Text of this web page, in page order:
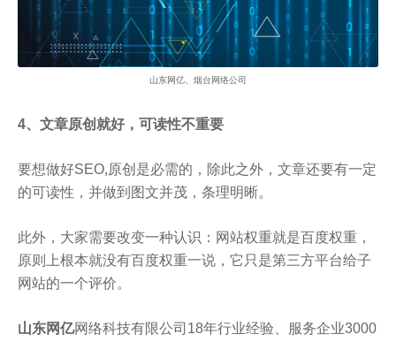
山东网亿、烟台网络公司
4、文章原创就好，可读性不重要
要想做好SEO,原创是必需的，除此之外，文章还要有一定
的可读性，并做到图文并茂，条理明晰。
此外，大家需要改变一种认识：网站权重就是百度权重，
原则上根本就没有百度权重一说，它只是第三方平台给子
网站的一个评价。
山东网亿网络科技有限公司18年行业经验、服务企业3000